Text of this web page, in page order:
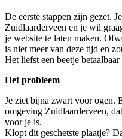
De eerste stappen zijn gezet.
Zuidlaarderveen en je wil
je website te laten maken.
is niet meer van deze tijd en
Het liefst een beetje
Het probleem
Je ziet bijna zwart voor ogen.
omgeving Zuidlaarderveen,
voor je is.
Klopt dit geschetste plaatje?